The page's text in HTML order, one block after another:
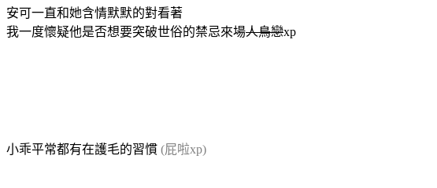
安可一直和她含情默默的對看著
我一度懷疑他是否想要突破世俗的禁忌來場人鳥戀xp
小乖平常都有在護毛的習慣 (屁啦xp)